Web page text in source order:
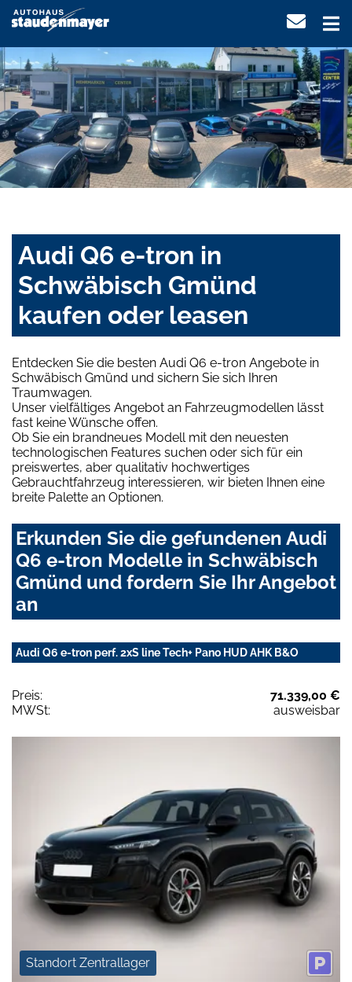
Audi Q6 e-tron in
Schwäbisch Gmünd
kaufen oder leasen
Entdecken Sie die besten Audi Q6 e-tron Angebote in
Schwäbisch Gmünd und sichern Sie sich Ihren
Traumwagen.
Unser vielfältiges Angebot an Fahrzeugmodellen lässt
fast keine Wünsche offen.
Ob Sie ein brandneues Modell mit den neuesten
technologischen Features suchen oder sich für ein
preiswertes, aber qualitativ hochwertiges
Gebrauchtfahrzeug interessieren, wir bieten Ihnen eine
breite Palette an Optionen.
Erkunden Sie die gefundenen Audi
Q6 e-tron Modelle in Schwäbisch
Gmünd und fordern Sie Ihr Angebot
an
Audi Q6 e-tron perf. 2xS line Tech+ Pano HUD AHK B&O
Preis:
71.339,00 €
MWSt:
ausweisbar
Standort Zentrallager